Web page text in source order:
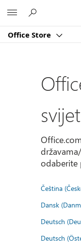
Office Store
odaberite
Čeština
Dansk
Deutsch
Deutsch